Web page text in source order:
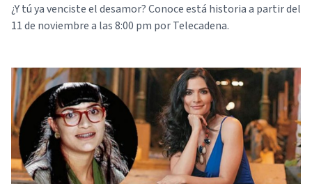
¿Y tú ya venciste el desamor? Conoce está historia a partir del
11 de noviembre a las 8:00 pm por Telecadena.